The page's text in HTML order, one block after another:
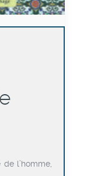
de l’homme,